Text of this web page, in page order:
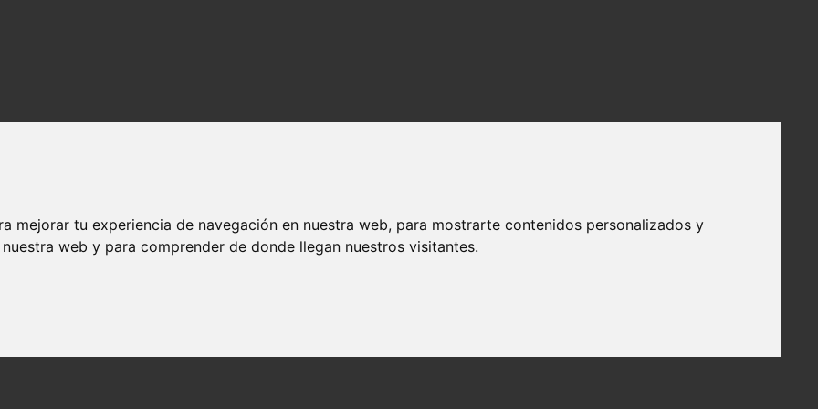
mejorar tu experiencia de navegación en nuestra web, para mostrarte contenidos personalizados y
web y para comprender de donde llegan nuestros visitantes.